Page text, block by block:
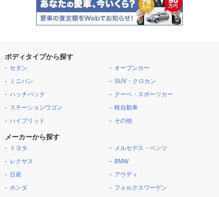
ボディタイプから探す
セダン
ミニバン
ハッチバック
ステーションワゴン
ハイブリッド
オープンカー
SUV・クロカン
クーペ・スポーツカー
軽自動車
その他
メーカーから探す
トヨタ
レクサス
日産
ホンダ
メルセデス・ベンツ
BMW
アウディ
フォルクスワーゲン